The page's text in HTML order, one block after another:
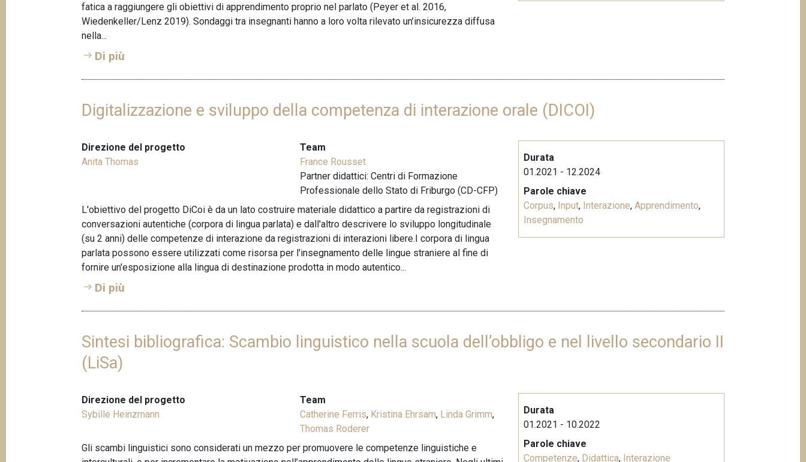
fatica a raggiungere gli obiettivi di apprendimento proprio nel parlato (Peyer et al. 2016,
Wiedenkeller/Lenz 2019). Sondaggi tra insegnanti hanno a loro volta rilevato un’insicurezza diffusa
nella...
Di più
Digitalizzazione e sviluppo della competenza di interazione orale (DICOI)
Direzione del progetto
Anita Thomas
Team
France Rousset
Partner didattici: Centri di Formazione
Professionale dello Stato di Friburgo (CD-CFP)
L'obiettivo del progetto DiCoi è da un lato costruire materiale didattico a partire da registrazioni di
conversazioni autentiche (corpora di lingua parlata) e dall'altro descrivere lo sviluppo longitudinale
(su 2 anni) delle competenze di interazione da registrazioni di interazioni libere.I corpora di lingua
parlata possono essere utilizzati come risorsa per l'insegnamento delle lingue straniere al fine di
fornire un'esposizione alla lingua di destinazione prodotta in modo autentico...
Di più
Durata
01.2021 - 12.2024
Parole chiave
Corpus, Input, Interazione, Apprendimento,
Insegnamento
Sintesi bibliografica: Scambio linguistico nella scuola dell’obbligo e nel livello secondario II
(LiSa)
Direzione del progetto
Sybille Heinzmann
Team
Catherine Ferris, Kristina Ehrsam, Linda Grimm,
Thomas Roderer
Gli scambi linguistici sono considerati un mezzo per promuovere le competenze linguistiche e
Durata
01.2021 - 10.2022
Parole chiave
Competenze, Didattica, Interazione